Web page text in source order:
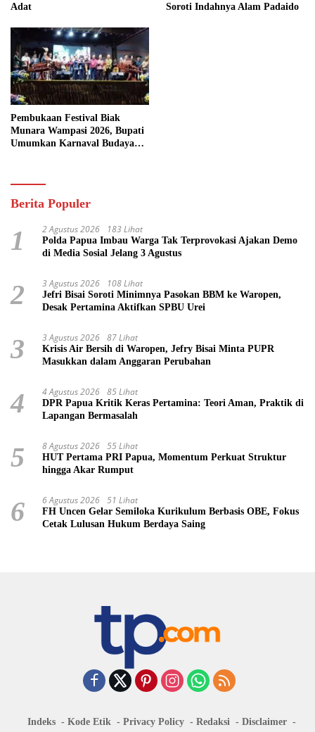
Adat
Soroti Indahnya Alam Padaido
Pembukaan Festival Biak
Munara Wampasi 2026, Bupati
Umumkan Karnaval Budaya
Berita Populer
1 2 Agustus 2026 183 Lihat
Polda Papua Imbau Warga Tak Terprovokasi Ajakan Demo
di Media Sosial Jelang 3 Agustus
2 3 Agustus 2026 108 Lihat
Jefri Bisai Soroti Minimnya Pasokan BBM ke Waropen,
Desak Pertamina Aktifkan SPBU Urei
3 3 Agustus 2026 87 Lihat
Krisis Air Bersih di Waropen, Jefry Bisai Minta PUPR
Masukkan dalam Anggaran Perubahan
4 4 Agustus 2026 85 Lihat
DPR Papua Kritik Keras Pertamina: Teori Aman, Praktik di
Lapangan Bermasalah
5 8 Agustus 2026 55 Lihat
HUT Pertama PRI Papua, Momentum Perkuat Struktur
hingga Akar Rumput
6 6 Agustus 2026 51 Lihat
FH Uncen Gelar Semiloka Kurikulum Berbasis OBE, Fokus
Cetak Lulusan Hukum Berdaya Saing
Indeks Kode Etik Privacy Policy Redaksi
Disclaimer